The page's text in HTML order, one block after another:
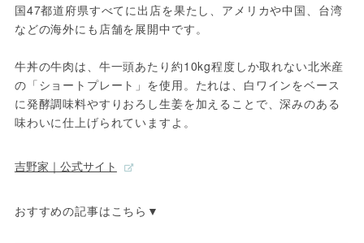
国47都道府県すべてに出店を果たし、アメリカや中国、台湾
などの海外にも店舗を展開中です。
牛丼の牛肉は、牛一頭あたり約10kg程度しか取れない北米産
の「ショートプレート」を使用。たれは、白ワインをベース
に発酵調味料やすりおろし生姜を加えることで、深みのある
味わいに仕上げられていますよ。
吉野家｜公式サイト
おすすめの記事はこちら▼